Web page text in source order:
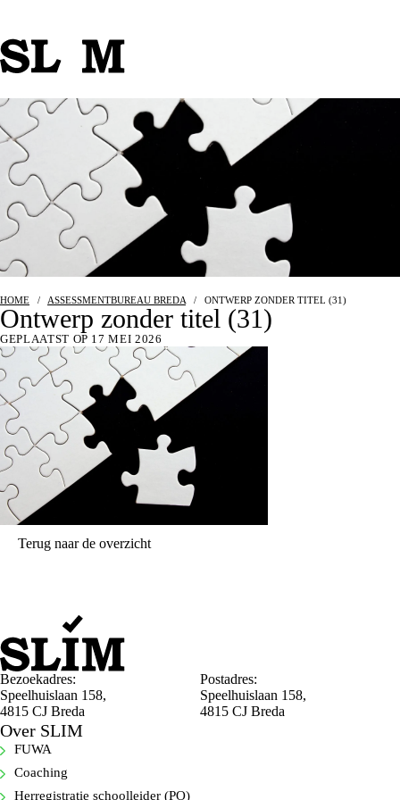
HOME / ASSESSMENTBUREAU BREDA / ONTWERP ZONDER TITEL (31)
Ontwerp zonder titel (31)
GEPLAATST OP 17 MEI 2026
Terug naar de overzicht
Bezoekadres:
Speelhuislaan 158,
4815 CJ Breda
Postadres:
Speelhuislaan 158,
4815 CJ Breda
Over SLIM
FUWA
Coaching
Herregistratie schoolleider (PO)